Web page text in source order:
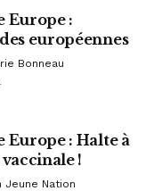
Europe :
européennes
Bonneau
Europe : Halte à
!
Jeune Nation